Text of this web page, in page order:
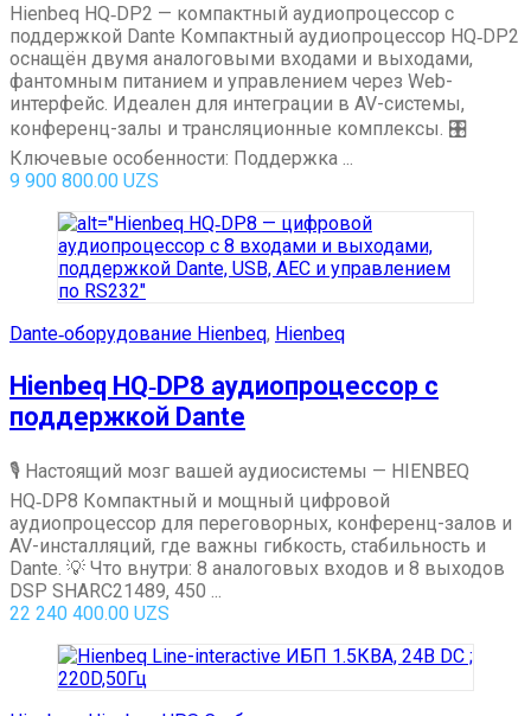
Hienbeq HQ‑DP2 — компактный аудиопроцессор с
поддержкой Dante Компактный аудиопроцессор HQ‑DP2
оснащён двумя аналоговыми входами и выходами,
фантомным питанием и управлением через Web-
интерфейс. Идеален для интеграции в AV-системы,
конференц-залы и трансляционные комплексы. 🎛
Ключевые особенности: Поддержка ...
9 900 800.00 UZS
Dante‑оборудование Hienbeq, Hienbeq
Hienbeq HQ‑DP8 аудиопроцессор с
поддержкой Dante
🎙 Настоящий мозг вашей аудиосистемы — HIENBEQ
HQ‑DP8 Компактный и мощный цифровой
аудиопроцессор для переговорных, конференц-залов и
AV-инсталляций, где важны гибкость, стабильность и
Dante. 💡 Что внутри: 8 аналоговых входов и 8 выходов
DSP SHARC21489, 450 ...
22 240 400.00 UZS